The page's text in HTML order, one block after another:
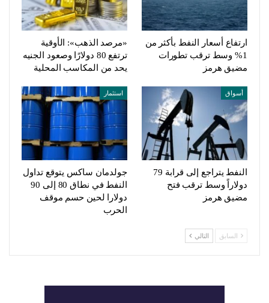
ارتفاع أسعار النفط بأكثر من
1% وسط ترقب تطورات
مضيق هرمز
«مرصد الذهب»: الأوقية
ترتفع 80 دولارًا وصعود الجنيه
يحد من المكاسب المحلية
أسواق
النفط يتراجع إلى قرابة 79
دولاراً وسط ترقب فتح
مضيق هرمز
استثمار
جولدمان ساكس يتوقع تداول
النفط في نطاق 80 إلى 90
دولارا لحين حسم موقف
الحرب
السابق التالي